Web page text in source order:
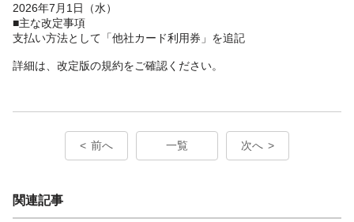
2026年7月1日（水）
■主な改定事項
支払い方法として「他社カード利用券」を追記
詳細は、改定版の規約をご確認ください。
前へ 一覧 次へ
関連記事